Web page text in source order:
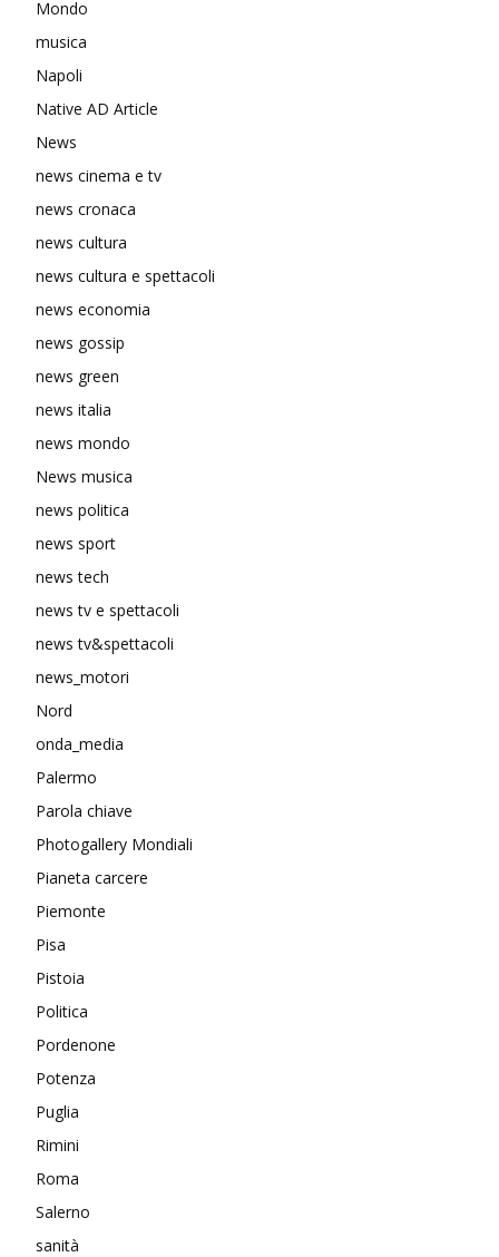
Mondo
musica
Napoli
Native AD Article
News
news cinema e tv
news cronaca
news cultura
news cultura e spettacoli
news economia
news gossip
news green
news italia
news mondo
News musica
news politica
news sport
news tech
news tv e spettacoli
news tv&spettacoli
news_motori
Nord
onda_media
Palermo
Parola chiave
Photogallery Mondiali
Pianeta carcere
Piemonte
Pisa
Pistoia
Politica
Pordenone
Potenza
Puglia
Rimini
Roma
Salerno
sanità